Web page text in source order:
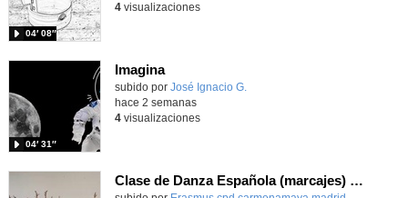
04′ 08″
4visualizaciones
Imagina
Contenido educativo.
subido por José Ignacio G.
04′ 31″
hace 2 semanas
4visualizaciones
Clase de Danza Española (marcajes) en intercambio Erasmus+